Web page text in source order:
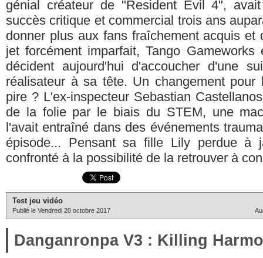
génial créateur de "Resident Evil 4",
succès critique et commercial trois ans
donner plus aux fans fraîchement acquis et
jet forcément imparfait, Tango Gameworks
décident aujourd'hui d'accoucher d'une
réalisateur à sa tête. Un changement
pire ? L'ex-inspecteur Sebastian
de la folie par le biais du STEM, une
l'avait entraîné dans des événements
épisode... Pensant sa fille Lily perdue à
confronté à la possibilité de la retrouver à
Test jeu vidéo
Publié le Vendredi 20 octobre 2017
Danganronpa V3 : Killing